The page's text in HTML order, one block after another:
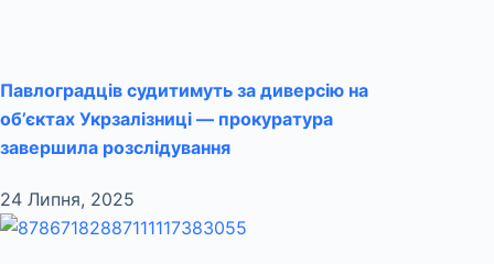
Павлоградців судитимуть за диверсію на
об’єктах Укрзалізниці — прокуратура
завершила розслідування
24 Липня, 2025